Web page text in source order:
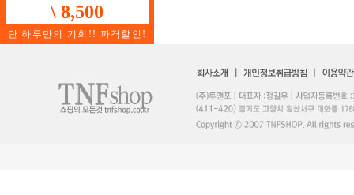
\ 8,500
단 하루만의 기회!! 파격할인!